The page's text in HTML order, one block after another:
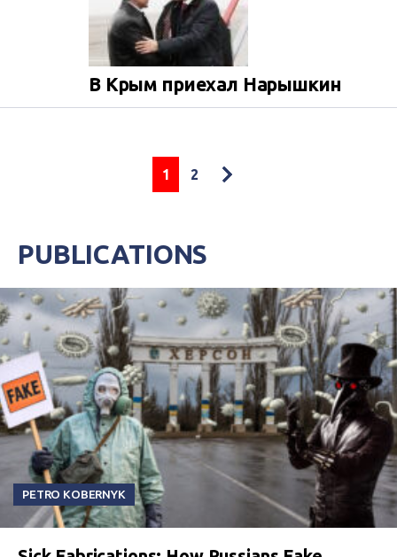
В Крым приехал Нарышкин
1 2
PUBLICATIONS
PETRO KOBERNYK